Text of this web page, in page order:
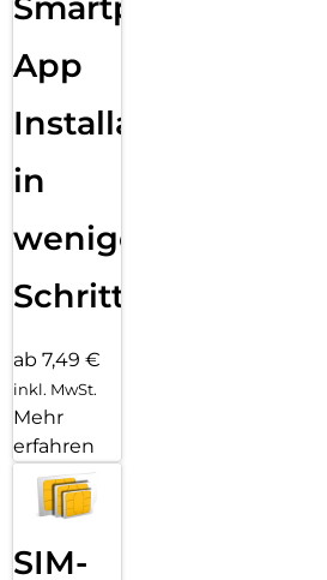
Smartphone
App
Installation
in
wenigen
Schritten
ab 7,49 €
inkl. MwSt.
Mehr
erfahren
SIM-